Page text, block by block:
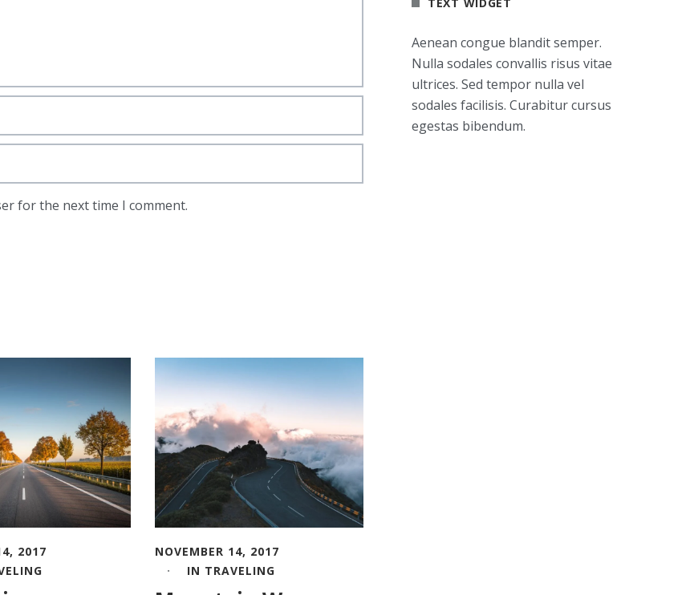
for the next time I comment.
2017
NOVEMBER 14, 2017
IN TRAVELING
Aenean congue blandit semper.
Nulla sodales convallis risus vitae
ultrices. Sed tempor nulla vel
sodales facilisis. Curabitur cursus
egestas bibendum.